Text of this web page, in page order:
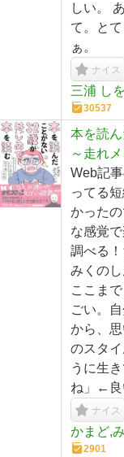
しい。
て。と
ぁ。
ナイス
三浦 し
30537
本を読
～走れ
Web記
ってる
かった
な感覚
調べる
みくの
ここま
ごい。
から、
のスタ
うに生
ね」←良
ナイス
かまど,
2901